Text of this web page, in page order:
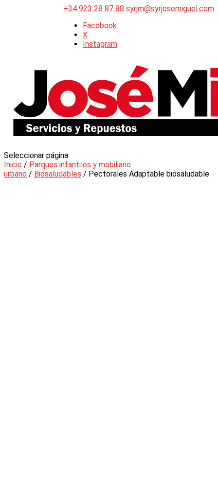
+34 923 28 87 88 syrjm@syrjosemiguel.com
Facebook
X
Instagram
Seleccionar página
Inicio / Parques infantiles y mobiliario
urbano / Biosaludables / Pectorales Adaptable biosaludable